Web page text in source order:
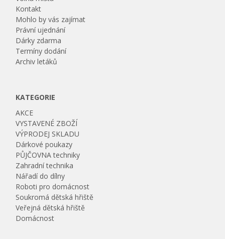
Kontakt
Mohlo by vás zajímat
Právní ujednání
Dárky zdarma
Termíny dodání
Archiv letáků
KATEGORIE
AKCE
VYSTAVENÉ ZBOŽÍ
VÝPRODEJ SKLADU
Dárkové poukazy
PŮJČOVNA techniky
Zahradní technika
Nářadí do dílny
Roboti pro domácnost
Soukromá dětská hřiště
Veřejná dětská hřiště
Domácnost